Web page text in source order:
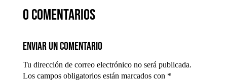
0 comentarios
Enviar un comentario
Tu dirección de correo electrónico no será publicada.
Los campos obligatorios están marcados con *